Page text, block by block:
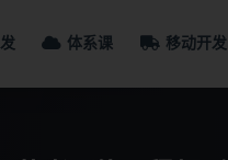
体系课 移动开发